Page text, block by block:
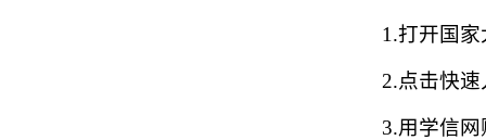
1.打开国家
2.点击快
3.用学信